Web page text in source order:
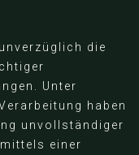
die
Unter
haben
unvollständiger
einer